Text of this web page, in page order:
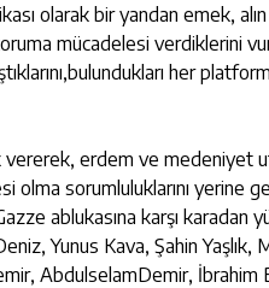
olarak bir yandan emek,
mücadelesi verdiklerini
her
erdem ve medeniyet
olma sorumluluklarını yerine
ablukasına karşı
Yunus Kava, Şahin
AbdulselamDemir, İbrahim